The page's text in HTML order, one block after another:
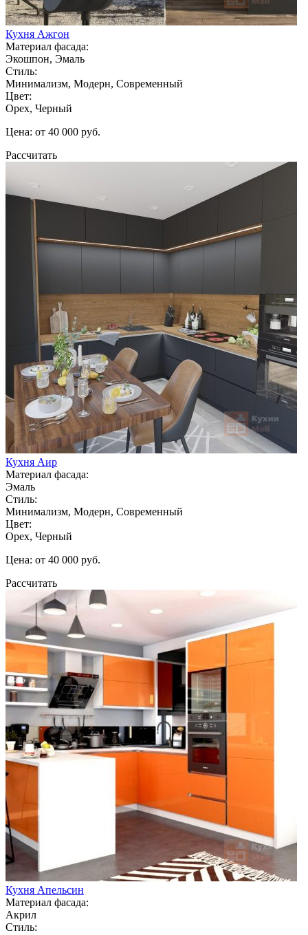
Кухня Ажгон
Материал фасада:
Экошпон, Эмаль
Стиль:
Минимализм, Модерн, Современный
Цвет:
Орех, Черный
Цена: от 40 000 руб.
Рассчитать
Кухня Аир
Материал фасада:
Эмаль
Стиль:
Минимализм, Модерн, Современный
Цвет:
Орех, Черный
Цена: от 40 000 руб.
Рассчитать
Кухня Апельсин
Материал фасада:
Акрил
Стиль: